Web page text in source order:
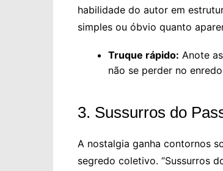
habilidade do autor em
simples ou óbvio quanto
Truque rápido: Anote
não se perder no
3. Sussurros do
A nostalgia ganha contornos
segredo coletivo. “Sussurros